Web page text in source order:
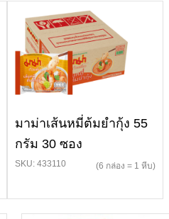
มาม่าเส้นหมี่ต้มยำกุ้ง 55
กรัม 30 ซอง
SKU: 433110 (6 กล่อง = 1 หีบ)